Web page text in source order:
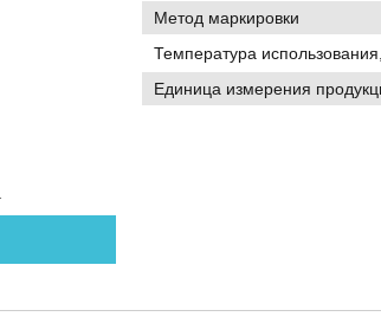
Метод маркировки
Температура
Единица измерения